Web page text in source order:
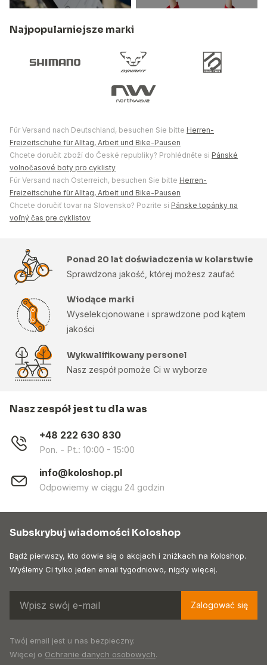
Najpopularniejsze marki
Für Versand nach Deutschland, besuchen Sie bitte Herren-
Freizeitschuhe für Alltag, Arbeit und Bike-Pausen
Chcete doručit zboží do České republiky? Prohlédněte si Pánské
volnočasové boty pro cyklisty
Für Versand nach Österreich, besuchen Sie bitte Herren-
Freizeitschuhe für Alltag, Arbeit und Bike-Pausen
Chcete doručiť tovar na Slovensko? Pozrite si Pánske topánky na
voľný čas pre cyklistov
Ponad 20 lat doświadczenia w kolarstwie
Sprawdzona jakość, której możesz zaufać
Wiodące marki
Wyselekcjonowane i sprawdzone pod kątem
jakości
Wykwalifikowany personel
Nasz zespół pomoże Ci w wyborze
Nasz zespół jest tu dla was
+48 222 630 830
Pon. - Pt.: 10:00 - 15:00
info@koloshop.pl
Odpowiemy w ciągu 24 godzin
Subskrybuj wiadomości Koloshop
Bądź pierwszy, kto dowie się o akcjach i zniżkach na Koloshop.
Wyślemy Ci tylko jeden email tygodniowo, nigdy więcej.
Zalogować się
Twój email jest u nas bezpieczny.
Więcej o Ochranie danych osobowych.